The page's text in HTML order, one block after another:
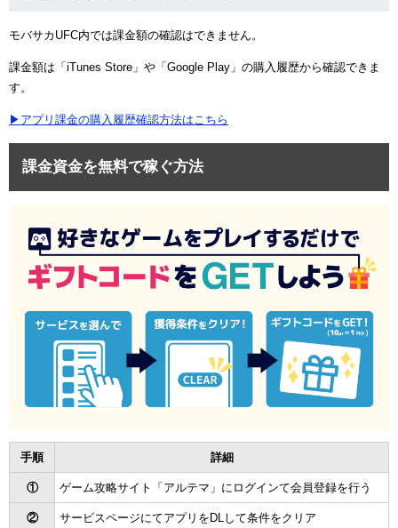
モバサカUFC内では課金額の確認はできません。
課金額は「iTunes Store」や「Google Play」の購入履歴から確認できま
す。
▶アプリ課金の購入履歴確認方法はこちら
課金資金を無料で稼ぐ方法
手順 詳細
① ゲーム攻略サイト「アルテマ」にログインて会員登録を行う
② サービスページにてアプリをDLして条件をクリア